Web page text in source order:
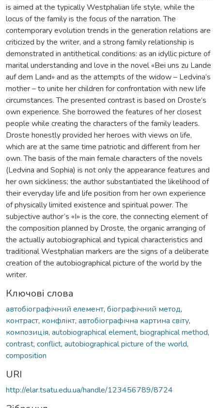
is aimed at the typically Westphalian life style, while the
locus of the family is the focus of the narration. The
contemporary evolution trends in the generation relations are
criticized by the writer, and a strong family relationship is
demonstrated in antithetical conditions: as an idyllic picture of
marital understanding and love in the novel «Bei uns zu Lande
auf dem Land» and as the attempts of the widow – Ledvina’s
mother – to unite her children for confrontation with new life
circumstances. The presented contrast is based on Droste’s
own experience. She borrowed the features of her closest
people while creating the characters of the family leaders.
Droste honestly provided her heroes with views on life,
which are at the same time patriotic and different from her
own. The basis of the main female characters of the novels
(Ledvina and Sophia) is not only the appearance features and
her own sickliness; the author substantiated the likelihood of
their everyday life and life position from her own experience
of physically limited existence and spiritual power. The
subjective author’s «I» is the core, the connecting element of
the composition planned by Droste, the organic arranging of
the actually autobiographical and typical characteristics and
traditional Westphalian markers are the signs of a deliberate
creation of the autobiographical picture of the world by the
writer.
Ключові слова
автобіографічний елемент, біографічний метод,
контраст, конфлікт, автобіографічна картина світу,
композиція, autobiographical element, biographical method,
contrast, conflict, autobiographical picture of the world,
composition
URI
http://elar.tsatu.edu.ua/handle/123456789/8724